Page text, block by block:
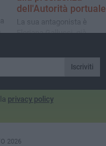
dell'Autorità portuale
La sua antagonista è
Floriana Gallucci, già
Iscriviti
privacy policy
2026